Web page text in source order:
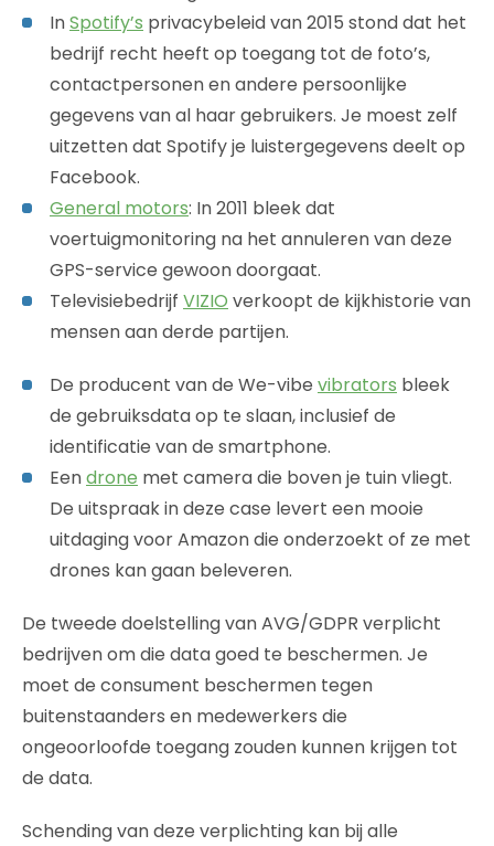
InSpotify’s privacybeleid van 2015 stond dat het
bedrijf recht heeft op toegang tot de foto’s,
contactpersonen en andere persoonlijke
gegevens van al haar gebruikers. Je moest zelf
uitzetten dat Spotify je luistergegevens deelt op
Facebook.
General motors: In 2011 bleek dat
voertuigmonitoring na het annuleren van deze
GPS-service gewoon doorgaat.
Televisiebedrijf VIZIO verkoopt de kijkhistorie van
mensen aan derde partijen.
De producent van de We-vibe vibrators bleek
de gebruiksdata op te slaan, inclusief de
identificatie van de smartphone.
Eendrone met camera die boven je tuin vliegt.
De uitspraak in deze case levert een mooie
uitdaging voor Amazon die onderzoekt of ze met
drones kan gaan beleveren.
De tweede doelstelling van AVG/GDPR verplicht
bedrijven om die data goed te beschermen. Je
moet de consument beschermen tegen
buitenstaanders en medewerkers die
ongeoorloofde toegang zouden kunnen krijgen tot
de data.
Schending van deze verplichting kan bij alle